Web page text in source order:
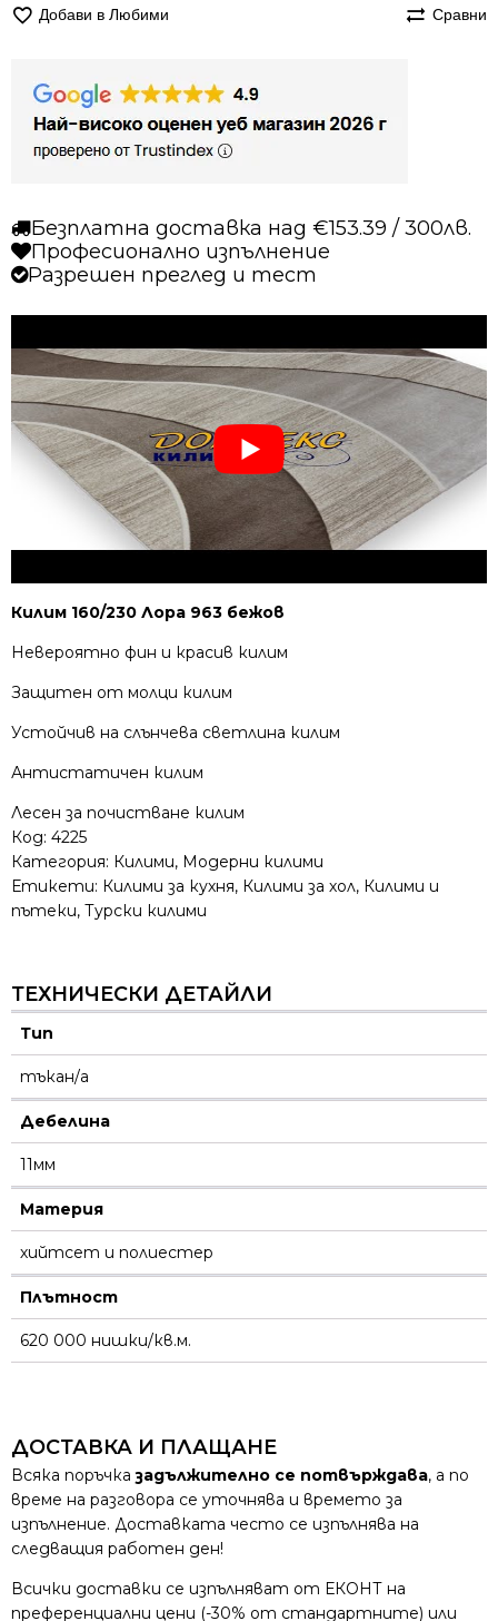
160/230
бежов
Добави в Любими Сравни
Безплатна доставка над €153.39 / 300лв.
Професионално изпълнение
Разрешен преглед и тест
Килим 160/230 Лора 963 бежов
Невероятно фин и красив килим
Защитен от молци килим
Устойчив на слънчева светлина килим
Антистатичен килим
Лесен за почистване килим
Код: 4225
Категория: Килими, Модерни килими
Етикети: Килими за кухня, Килими за хол, Килими и
пътеки, Турски килими
ТЕХНИЧЕСКИ ДЕТАЙЛИ
Тип
тъкан/а
Дебелина
11мм
Материя
хийтсет и полиестeр
Плътност
620 000 нишки/кв.м.
ДОСТАВКА И ПЛАЩАНЕ
Всяка поръчказадължително се потвърждава, а по
време на разговора се уточнява и времето за
изпълнение. Доставката често се изпълнява на
следващия работен ден!
Всички доставки се изпълняват от ЕКОНТ на
преференциални цени (-30% от стандартните) или